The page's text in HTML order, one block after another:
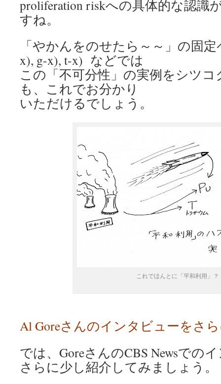
proliferation riskへの具体的な認識
すね。
「やかんをのせたら～～」の固
x), g-x), t-x) などでは
この「不可分性」の実例をシツ
も、これでお分かり
いただけるでしょう。
これでほんとに「平和利用」？
Al Goreさんのインタビューをさ
では、GoreさんのCBS Newsでの
さらに少し紹介してみましょう。